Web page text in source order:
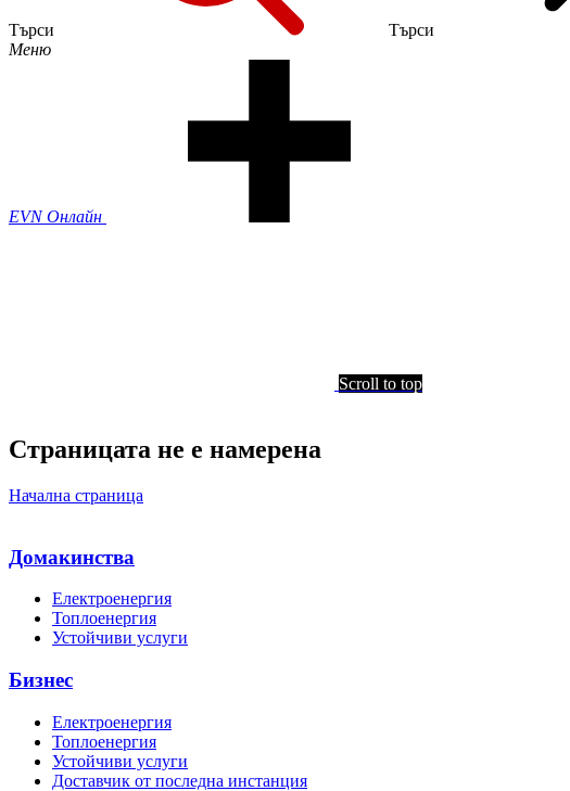
Търси
Търси
Меню
EVN Онлайн
Scroll to top
Страницата не е намерена
Начална страница
Домакинства
Електроенергия
Топлоенергия
Устойчиви услуги
Бизнес
Електроенергия
Топлоенергия
Устойчиви услуги
Доставчик от последна инстанция